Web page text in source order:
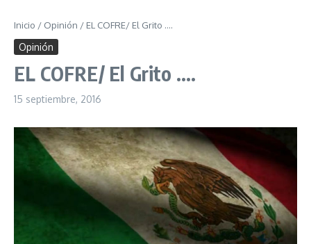
Inicio / Opinión / EL COFRE/ El Grito ….
Opinión
EL COFRE/ El Grito ….
15 septiembre, 2016